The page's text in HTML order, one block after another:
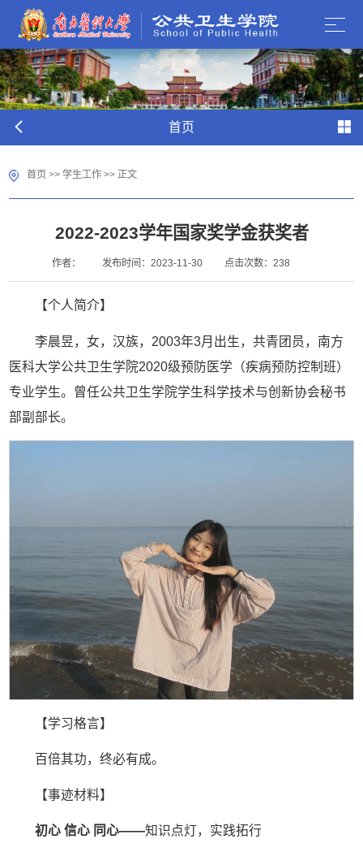
首页
首页 >>学生工作 >> 正文
2022-2023学年国家奖学金获奖者
作者： 发布时间：2023-11-30 点击次数： 238
【个人简介】
李晨昱，女，汉族，2003年3月出生，共青团员，南方
医科大学公共卫生学院2020级预防医学（疾病预防控制班）
专业学生。曾任公共卫生学院学生科学技术与创新协会秘书
部副部长。
【学习格言】
百倍其功，终必有成。
【事迹材料】
初心 信心 同心——知识点灯，实践拓行